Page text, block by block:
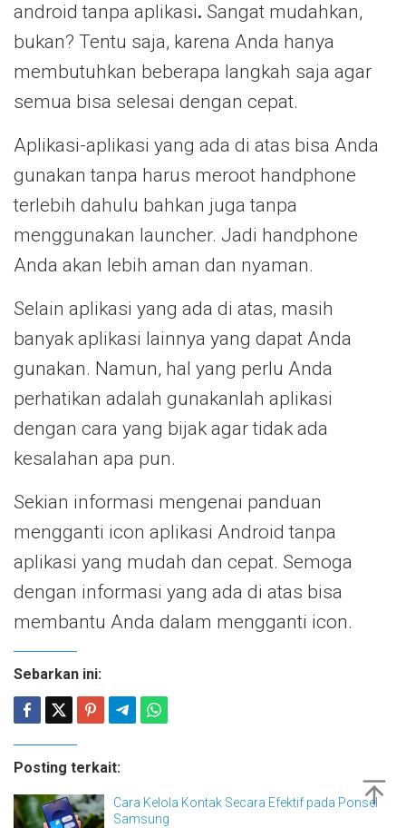
android tanpa aplikasi. Sangat mudahkan,
bukan? Tentu saja, karena Anda hanya
membutuhkan beberapa langkah saja agar
semua bisa selesai dengan cepat.
Aplikasi-aplikasi yang ada di atas bisa Anda
gunakan tanpa harus meroot handphone
terlebih dahulu bahkan juga tanpa
menggunakan launcher. Jadi handphone
Anda akan lebih aman dan nyaman.
Selain aplikasi yang ada di atas, masih
banyak aplikasi lainnya yang dapat Anda
gunakan. Namun, hal yang perlu Anda
perhatikan adalah gunakanlah aplikasi
dengan cara yang bijak agar tidak ada
kesalahan apa pun.
Sekian informasi mengenai panduan
mengganti icon aplikasi Android tanpa
aplikasi yang mudah dan cepat. Semoga
dengan informasi yang ada di atas bisa
membantu Anda dalam mengganti icon.
Sebarkan ini:
Posting terkait:
Cara Kelola Kontak Secara Efektif pada Ponsel
Samsung